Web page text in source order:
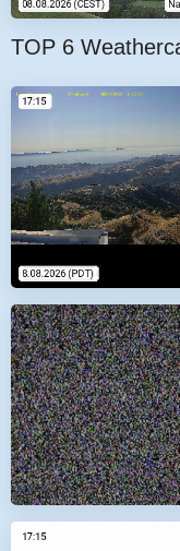
TOP 6